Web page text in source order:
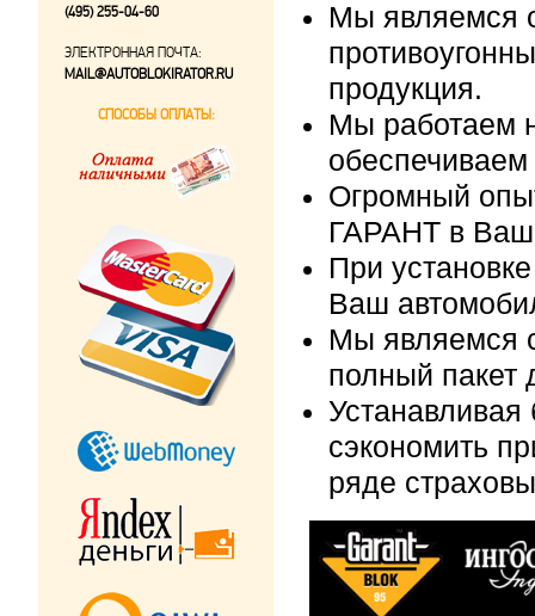
Мы являемся
продукция.
Мы работаем
Огромный
ГАРАНТ в
При
Ваш
Мы являемся
полный пакет
сэкономить
ряде
(495) 255-04-60
ЭЛЕКТРОННАЯ ПОЧТА:
MAIL@AUTOBLOKIRATOR.RU
СПОСОБЫ ОПЛАТЫ: